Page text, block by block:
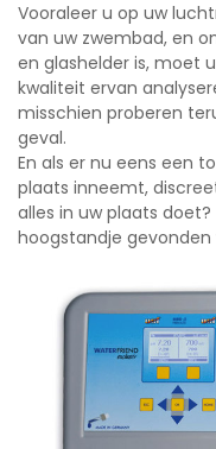
Vooraleer u op uw
van uw zwembad, en
en glashelder is, moet
kwaliteit ervan
misschien proberen
geval.
En als er nu eens een
plaats inneemt,
alles in uw plaats doet?
hoogstandje gevonden